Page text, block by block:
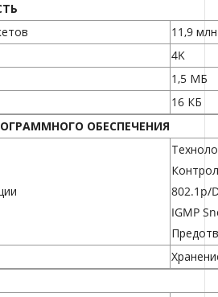
11,9
4K
1,5 МБ
16 КБ
ОБЕСПЕЧЕНИЯ
802.1p/
IGMP